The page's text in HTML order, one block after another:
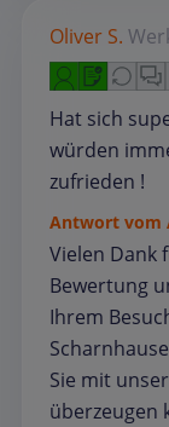
Oliver S.
Hat sich
würden
zufrieden !
Antwort vom
Vielen Dank
Bewertung
Ihrem
Sie mit
überzeugen